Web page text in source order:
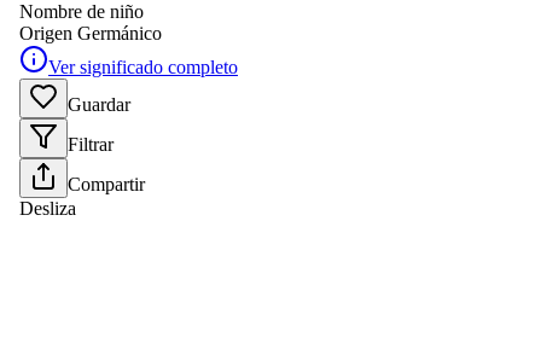
Nombre de niño
Origen Germánico
Ver significado completo
Guardar
Filtrar
Compartir
Desliza